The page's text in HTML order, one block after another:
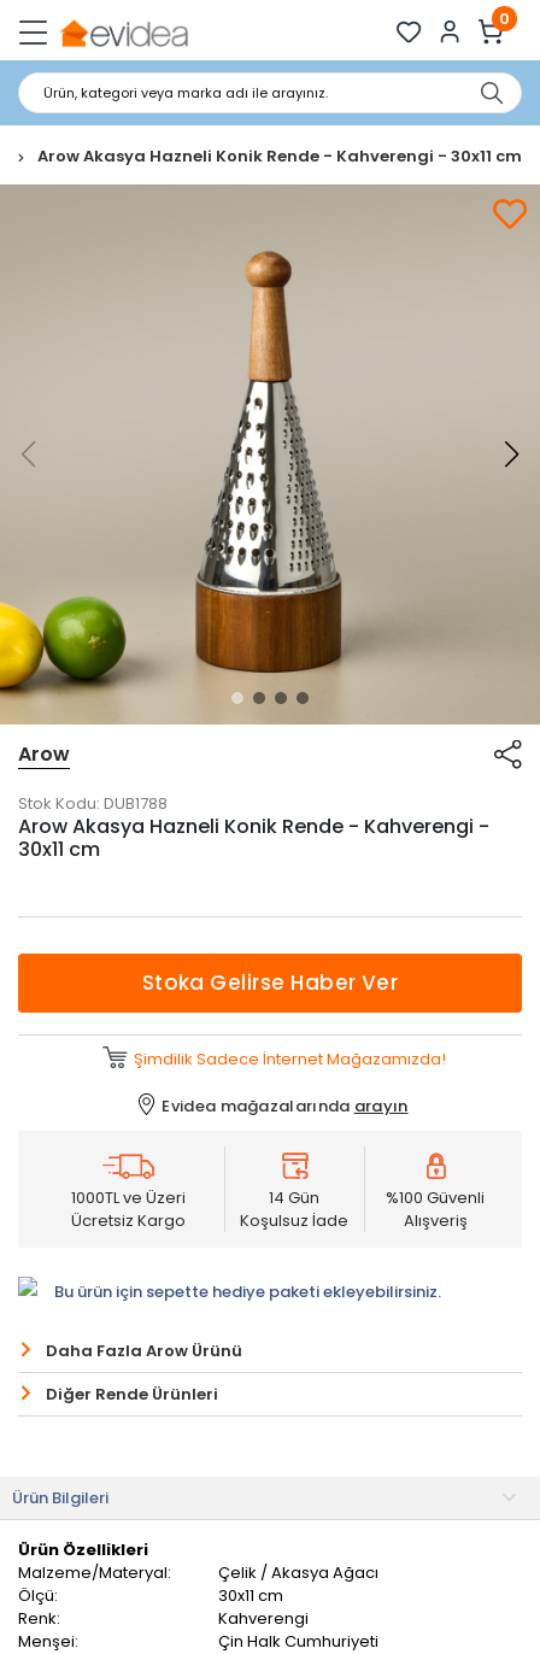
0
Ürün, kategori veya marka adı ile arayınız.
Arow Akasya Hazneli Konik Rende - Kahverengi - 30x11 cm
Arow
Stok Kodu: DUB1788
Arow Akasya Hazneli Konik Rende - Kahverengi -
30x11 cm
Stoka Gelirse Haber Ver
Şimdilik Sadece İnternet Mağazamızda!
Evidea mağazalarında arayın
1000TL ve Üzeri
Ücretsiz Kargo
14 Gün
Koşulsuz İade
%100 Güvenli
Alışveriş
Bu ürün için sepette hediye paketi ekleyebilirsiniz.
Daha Fazla Arow Ürünü
Diğer Rende Ürünleri
Ürün Bilgileri
Ürün Özellikleri
Malzeme/Materyal:
Çelik / Akasya Ağacı
Ölçü:
30x11 cm
Renk:
Kahverengi
Menşei:
Çin Halk Cumhuriyeti